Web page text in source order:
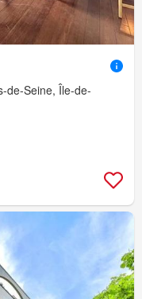
de-Seine, Île-de-